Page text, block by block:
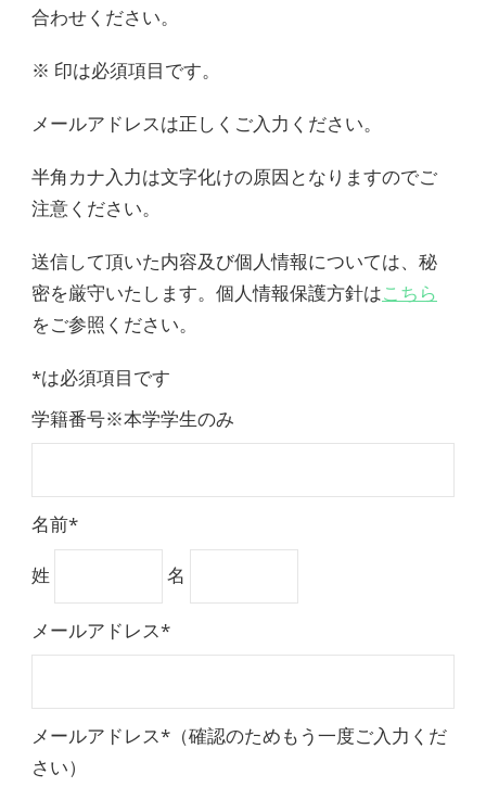
合わせください。
※ 印は必須項目です。
メールアドレスは正しくご入力ください。
半角カナ入力は文字化けの原因となりますのでご
注意ください。
送信して頂いた内容及び個人情報については、秘
密を厳守いたします。個人情報保護方針はこちら
をご参照ください。
*は必須項目です
学籍番号※本学学生のみ
名前*
姓 名
メールアドレス*
メールアドレス*（確認のためもう一度ご入力くだ
さい）